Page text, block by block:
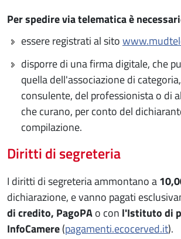
Per spedire via telematica è
essere registrati al sito
disporre di una firma digitale, che
quella dell'associazione di
consulente, del professionista o di
che curano, per conto del
compilazione.
Diritti di segreteria
I diritti di segreteria ammontano a
dichiarazione, e vanno pagati
di credito, PagoPAo con l'Istituto di
InfoCamere(pagamenti.ecocerved.it).